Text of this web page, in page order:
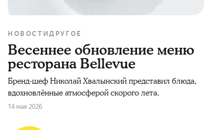
НОВОСТИДРУГОЕ
Весеннее обновление меню
ресторана Bellevue
Бренд-шеф Николай Хвалынский представил блюда,
вдохновлённые атмосферой скорого лета.
14 мая 2026